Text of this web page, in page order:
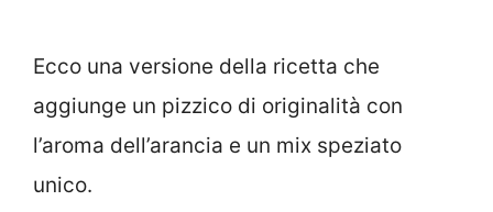
Ecco una versione della ricetta che
aggiunge un pizzico di originalità con
l’aroma dell’arancia e un mix speziato
unico.